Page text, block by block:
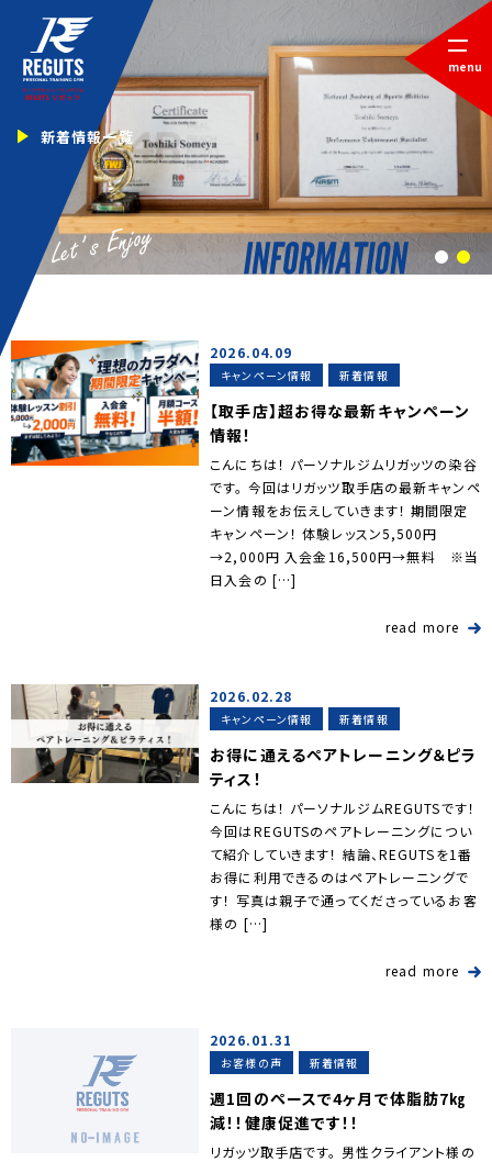
新着情報一覧
1 2
menu
2026.04.09
キャンペーン情報 新着情報
【取手店】超お得な最新キャンペーン
情報！
こんにちは！ パーソナルジムリガッツの染谷
です。 今回はリガッツ取手店の最新キャンペ
ーン情報をお伝えしていきます！ 期間限定
キャンペーン！ 体験レッスン5,500円
→2,000円 入会金16,500円→無料 ※当
日入会の […]
read more
2026.02.28
キャンペーン情報 新着情報
お得に通えるペアトレーニング＆ピラ
ティス！
こんにちは！ パーソナルジムREGUTSです！
今回はREGUTSのペアトレーニングについ
て紹介していきます！ 結論、REGUTSを1番
お得に利用できるのはペアトレーニングで
す！ 写真は親子で通ってくださっているお客
様の […]
read more
2026.01.31
お客様の声 新着情報
週1回のペースで4ヶ月で体脂肪7㎏
減！！健康促進です！！
リガッツ取手店です。 男性クライアント様の